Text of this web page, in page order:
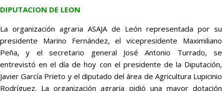
DIPUTACION DE LEON
La organización agraria ASAJA de León representada por su
presidente Marino Fernández, el vicepresidente Maximiliano
Peña, y el secretario general José Antonio Turrado, se
entrevistó en el día de hoy con el presidente de la Diputación,
Javier García Prieto y el diputado del área de Agricultura Lupicinio
Rodríguez. La organización agraria pidió una mayor dotación